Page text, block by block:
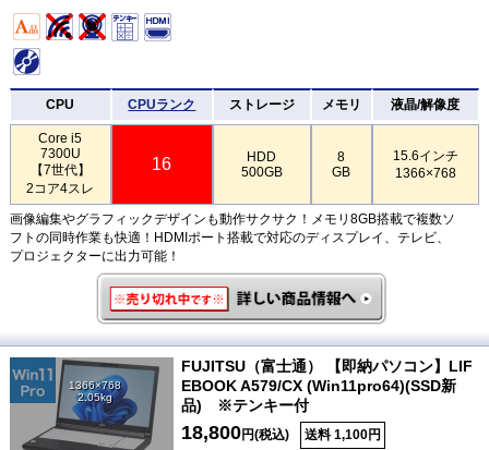
CPU CPUランク ストレージ メモリ 液晶/解像度
Core i5
7300U
【7世代】
2コア4スレ
16
HDD
500GB
8
GB
15.6インチ
1366×768
画像編集やグラフィックデザインも動作サクサク！メモリ8GB搭載で複数ソ
フトの同時作業も快適！HDMIポート搭載で対応のディスプレイ、テレビ、
プロジェクターに出力可能！
1366×768
2.05kg
FUJITSU（富士通） 【即納パソコン】LIF
EBOOK A579/CX (Win11pro64)(SSD新
品) ※テンキー付
18,800円(税込) 送料 1,100円